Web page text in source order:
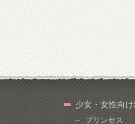
少女・女性向
プリンセス